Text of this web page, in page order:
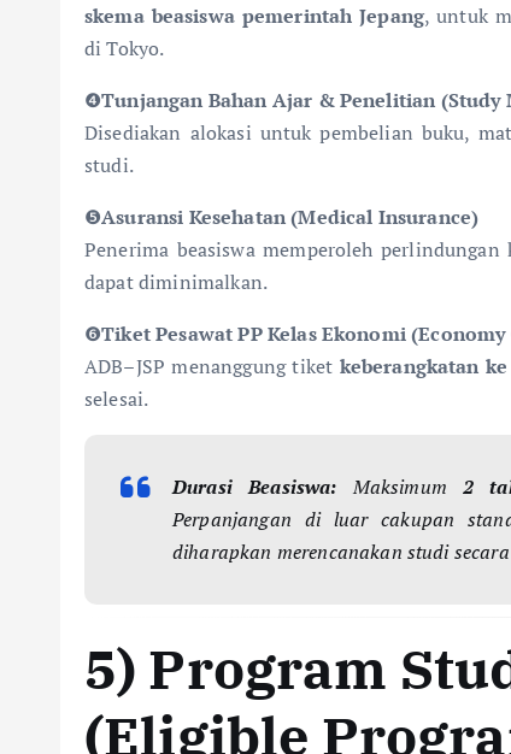
skema beasiswa pemerintah Jepang, untuk
di Tokyo.
❹Tunjangan Bahan Ajar & Penelitian (Study
Disediakan alokasi untuk pembelian buku,
studi.
❺Asuransi Kesehatan (Medical Insurance)
Penerima beasiswa memperoleh
dapat diminimalkan.
❻Tiket Pesawat PP Kelas Ekonomi
ADB–JSP menanggung tiket keberangkatan
selesai.
Durasi Beasiswa: Maksimum2
Perpanjangan di luar cakupan
diharapkan merencanakan studi
5) Program
(Eligible